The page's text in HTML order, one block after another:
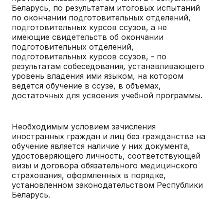
Беларусь, по результатам итоговых испытаний
по окончании подготовительных отделений,
подготовительных курсов ссузов, а не
имеющие свидетельств об окончании
подготовительных отделений,
подготовительных курсов ссузов, - по
результатам собеседования, устанавливающего
уровень владения ими языком, на котором
ведется обучение в ссузе, в объемах,
достаточных для усвоения учебной программы.
Необходимым условием зачисления
иностранных граждан и лиц без гражданства на
обучение является наличие у них документа,
удостоверяющего личность, соответствующей
визы и договора обязательного медицинского
страхования, оформленных в порядке,
установленном законодательством Республики
Беларусь.